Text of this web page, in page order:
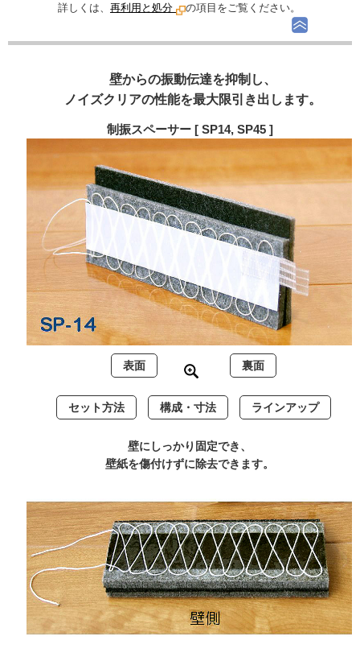
詳しくは、 再利用と処分 の項目をご覧ください。
壁からの振動伝達を抑制し、
ノイズクリアの性能を最大限引き出します。
制振スペーサー [ SP14, SP45 ]
表面 裏面
セット方法 構成・寸法 ラインアップ
壁にしっかり固定でき、
壁紙を傷付けずに除去できます。